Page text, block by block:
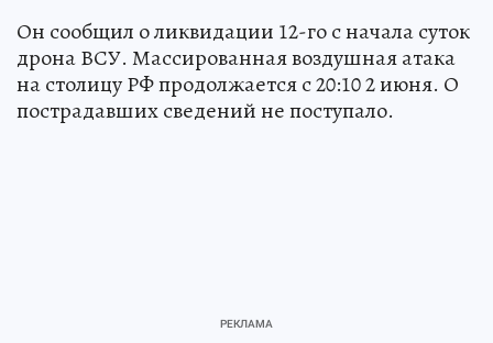
Он сообщил о ликвидации 12-го с начала суток
дрона ВСУ. Массированная воздушная атака
на столицу РФ продолжается с 20:10 2 июня. О
пострадавших сведений не поступало.